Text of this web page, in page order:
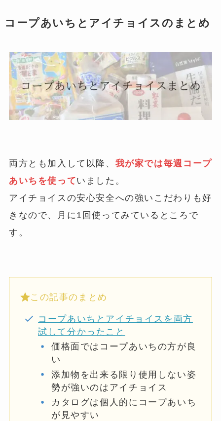
コープあいちとアイチョイスのまとめ
両方とも加入して以降、 我が家では毎週コープ
あいちを使っていました。
アイチョイスの安心安全への強いこだわりも好
きなので、月に1回使ってみているところで
す。
この記事のまとめ
コープあいちとアイチョイスを両方
試して分かったこと
価格面ではコープあいちの方が良
い
添加物を出来る限り使用しない姿
勢が強いのはアイチョイス
カタログは個人的にコープあいち
が見やすい